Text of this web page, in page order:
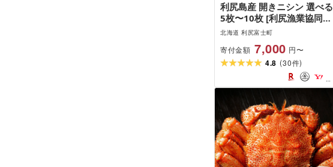
利尻島産 開きニシン 選べる
5枚〜10枚 [利尻漁業協同組
合]魚 開き にしん 鰊 パック
利尻富士町 ふるさと納税 北
海道
北海道 利尻富士町
寄付金額 7,000 円〜
4.8 (30件)